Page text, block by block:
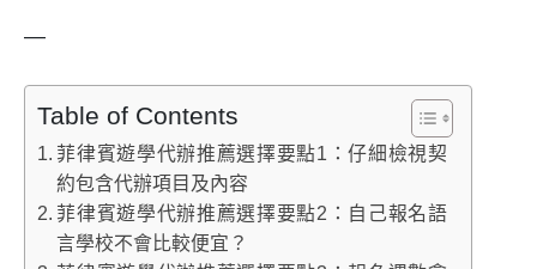
—
Table of Contents
菲律賓遊學代辦推薦選擇要點1：仔細檢視契
約包含代辦項目及內容
菲律賓遊學代辦推薦選擇要點2：自己報名語
言學校不會比較便宜？